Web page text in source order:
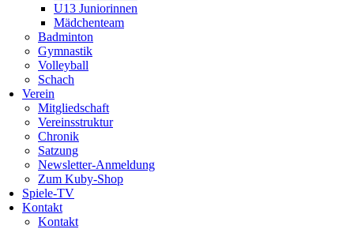
U13 Juniorinnen
Mädchenteam
Badminton
Gymnastik
Volleyball
Schach
Verein
Mitgliedschaft
Vereinsstruktur
Chronik
Satzung
Newsletter-Anmeldung
Zum Kuby-Shop
Spiele-TV
Kontakt
Kontakt